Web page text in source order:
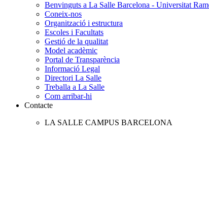
Benvinguts a La Salle Barcelona - Universitat
Coneix-nos
Organització i estructura
Escoles i Facultats
Gestió de la qualitat
Model acadèmic
Portal de Transparència
Informació Legal
Directori La Salle
Treballa a La Salle
Com arribar-hi
Contacte
LA SALLE CAMPUS BARCELONA